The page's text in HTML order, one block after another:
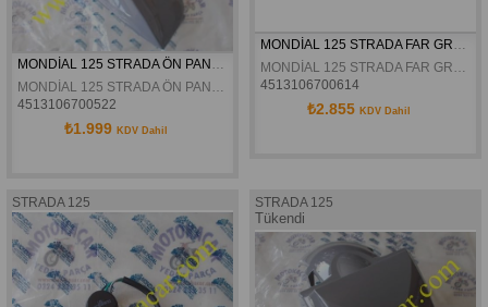
MONDİAL 125 STRADA ÖN PANEL SAĞ GRİ ORJİNAL
MONDİAL 125 STRADA ÖN PANEL SAĞ GRİ ORJİNAL
4513106700522
₺1.999 KDV Dahil
MONDİAL 125 STRADA FAR GRANAJI GRİ ORJİNAL
MONDİAL 125 STRADA FAR GRANAJI GRİ ORJİNAL
4513106700614
₺2.855 KDV Dahil
STRADA 125 STRADA 125
Tükendi